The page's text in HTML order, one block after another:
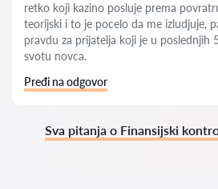
retko koji kazino posluje prema
teorijski i to je pocelo da me izludjuje,
pravdu za prijatelja koji je u poslednjih
svotu novca.
Pređi na odgovor
Sva pitanja o Finansijski